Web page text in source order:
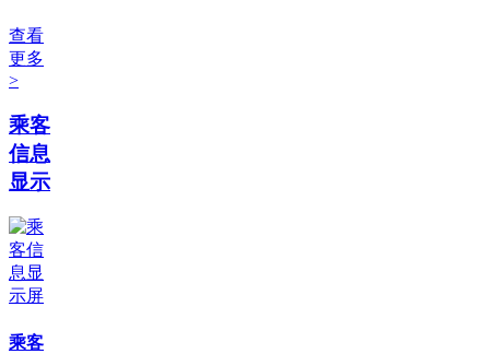
查看
更多
>
乘客
信息
显示
乘客